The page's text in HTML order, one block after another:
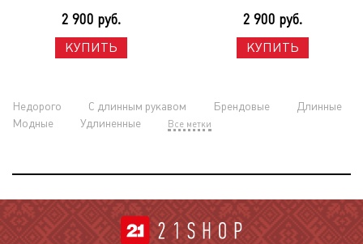
2 900 руб.
КУПИТЬ
2 900 руб.
КУПИТЬ
Недорого С длинным рукавом Брендовые
Длинные
Модные
Удлиненные Все метки